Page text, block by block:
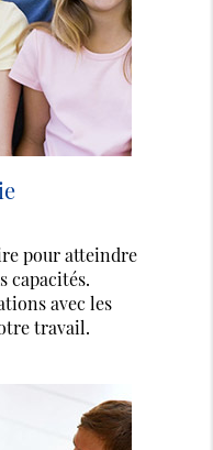
pour atteindre
capacités.
avec les
travail.